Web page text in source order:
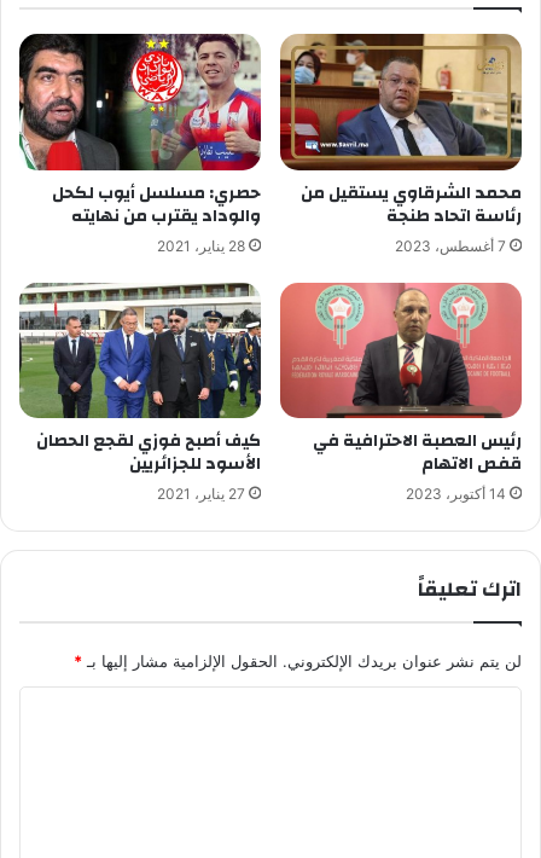
محمد الشرقاوي يستقيل من
رئاسة اتحاد طنجة
7 أغسطس، 2023
حصري: مسلسل أيوب لكحل
والوداد يقترب من نهايته
28 يناير، 2021
رئيس العصبة الاحترافية في
قفص الاتهام
14 أكتوبر، 2023
كيف أصبح فوزي لقجع الحصان
الأسود للجزائريين
27 يناير، 2021
اترك تعليقاً
لن يتم نشر عنوان بريدك الإلكتروني. الحقول الإلزامية مشار إليها بـ*